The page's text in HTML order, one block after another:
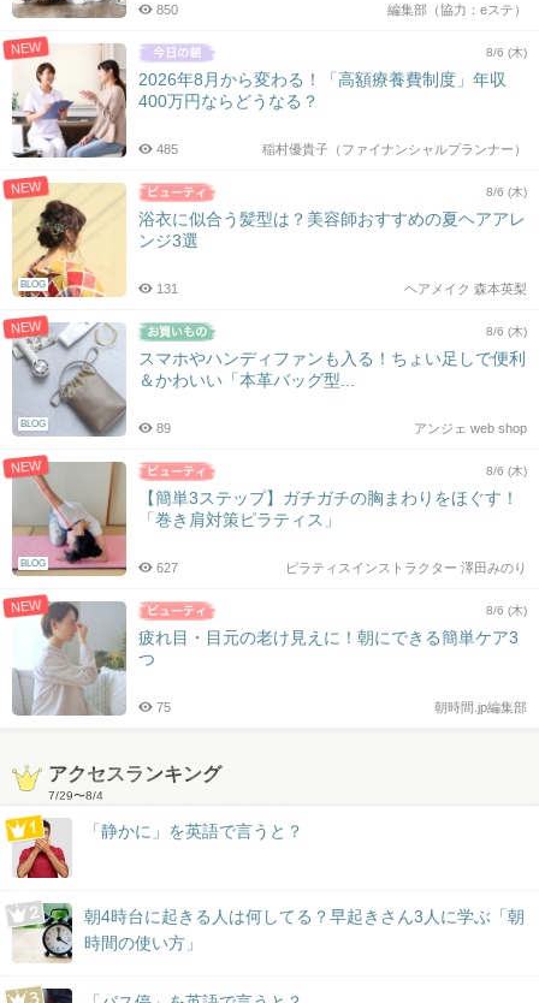
編集部（協力：eステ）
850
NEW 8/6 (木)
2026年8月から変わる！「高額療養費制度」年収
400万円ならどうなる？
稲村優貴子（ファイナンシャルプランナー）
485
NEW
BLOG
8/6 (木)
浴衣に似合う髪型は？美容師おすすめの夏ヘアアレ
ンジ3選
ヘアメイク 森本英梨
131
NEW
BLOG
8/6 (木)
スマホやハンディファンも入る！ちょい足しで便利
＆かわいい「本革バッグ型...
アンジェ web shop
89
NEW
BLOG
8/6 (木)
【簡単3ステップ】ガチガチの胸まわりをほぐす！
「巻き肩対策ピラティス」
ピラティスインストラクター 澤田みのり
627
NEW 8/6 (木)
疲れ目・目元の老け見えに！朝にできる簡単ケア3
つ
朝時間.jp編集部
75
アクセスランキング
7/29〜8/4
「静かに」を英語で言うと？
朝4時台に起きる人は何してる？早起きさん3人に学ぶ「朝
時間の使い方」